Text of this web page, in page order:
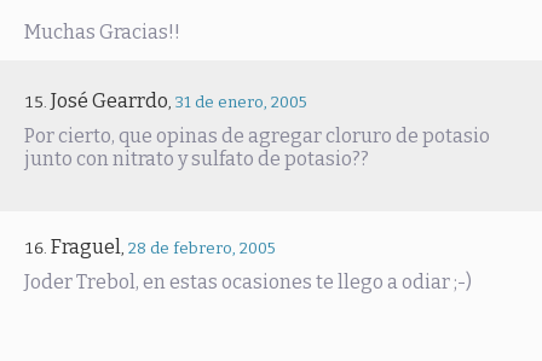
Muchas Gracias!!
José Gearrdo, 31 de enero, 2005
Por cierto, que opinas de agregar cloruro de potasio
junto con nitrato y sulfato de potasio??
Fraguel, 28 de febrero, 2005
Joder Trebol, en estas ocasiones te llego a odiar ;-)